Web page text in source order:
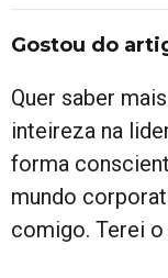
Gostou do
Quer saber
inteireza na
forma
mundo
comigo. Terei